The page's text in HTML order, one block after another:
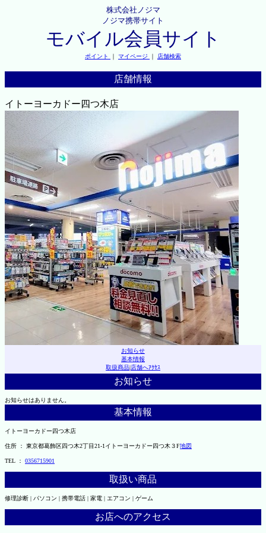
株式会社ノジマ
ノジマ携帯サイト
モバイル会員サイト
ポイント ｜ マイページ ｜ 店舗検索
店舗情報
イトーヨーカドー四つ木店
お知らせ
基本情報
取扱商品|店舗へｱｸｾｽ
お知らせ
お知らせはありません。
基本情報
イトーヨーカドー四つ木店
住所 ： 東京都葛飾区四つ木2丁目21-1イトーヨーカドー四つ木３F地図
TEL ： 0356715901
取扱い商品
修理診断 | パソコン | 携帯電話 | 家電 | エアコン | ゲーム
お店へのアクセス